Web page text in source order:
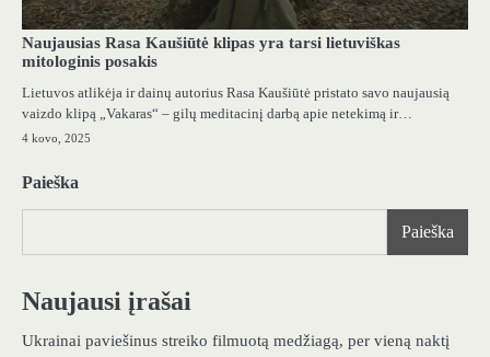
Naujausias Rasa Kaušiūtė klipas yra tarsi lietuviškas
mitologinis posakis
Lietuvos atlikėja ir dainų autorius Rasa Kaušiūtė pristato savo naujausią
vaizdo klipą „Vakaras“ – gilų meditacinį darbą apie netekimą ir…
4 kovo, 2025
Paieška
Paieška
Naujausi įrašai
Ukrainai paviešinus streiko filmuotą medžiagą, per vieną naktį